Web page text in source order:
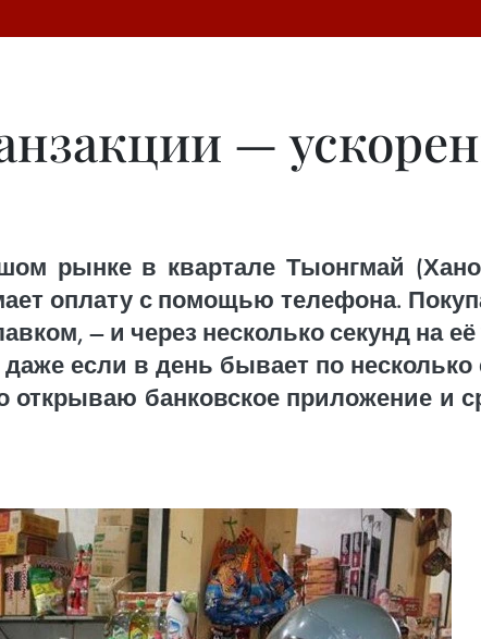
—
рынке в квартале Тыонгмай
оплату с помощью телефона.
— и через несколько секунд на
даже если в день бывает по
открываю банковское приложение и